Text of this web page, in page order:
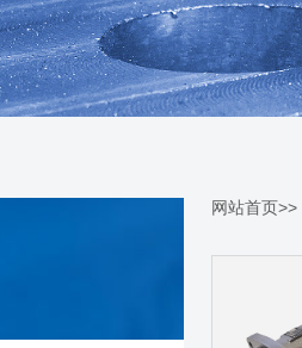
网站首页>>